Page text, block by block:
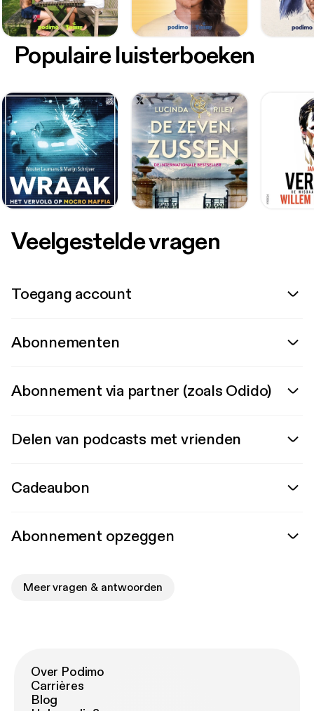
Populaire luisterboeken
Veelgestelde vragen
Toegang account
Abonnementen
Abonnement via partner (zoals Odido)
Delen van podcasts met vrienden
Cadeaubon
Abonnement opzeggen
Meer vragen & antwoorden
Over Podimo
Carrières
Blog